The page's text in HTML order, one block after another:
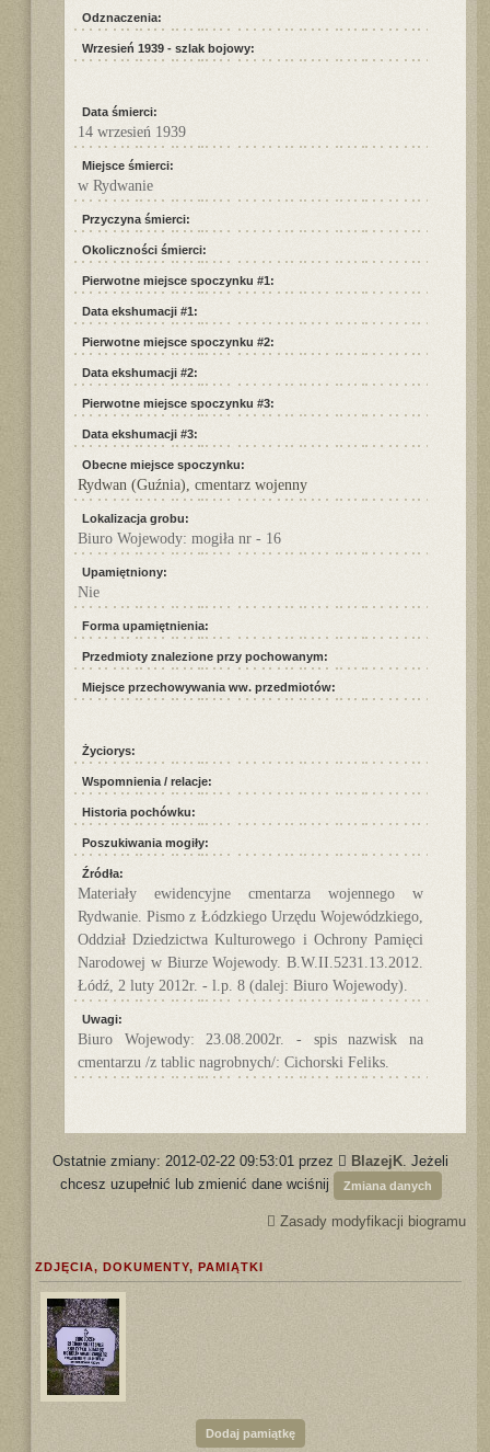
Odznaczenia:
Wrzesień 1939 - szlak bojowy:
Data śmierci:
14 wrzesień 1939
Miejsce śmierci:
w Rydwanie
Przyczyna śmierci:
Okoliczności śmierci:
Pierwotne miejsce spoczynku #1:
Data ekshumacji #1:
Pierwotne miejsce spoczynku #2:
Data ekshumacji #2:
Pierwotne miejsce spoczynku #3:
Data ekshumacji #3:
Obecne miejsce spoczynku:
Rydwan (Guźnia), cmentarz wojenny
Lokalizacja grobu:
Biuro Wojewody: mogiła nr - 16
Upamiętniony:
Nie
Forma upamiętnienia:
Przedmioty znalezione przy pochowanym:
Miejsce przechowywania ww. przedmiotów:
Życiorys:
Wspomnienia / relacje:
Historia pochówku:
Poszukiwania mogiły:
Źródła:
Materiały ewidencyjne cmentarza wojennego w
Rydwanie. Pismo z Łódzkiego Urzędu Wojewódzkiego,
Oddział Dziedzictwa Kulturowego i Ochrony Pamięci
Narodowej w Biurze Wojewody. B.W.II.5231.13.2012.
Łódź, 2 luty 2012r. - l.p. 8 (dalej: Biuro Wojewody).
Uwagi:
Biuro Wojewody: 23.08.2002r. - spis nazwisk na
cmentarzu /z tablic nagrobnych/: Cichorski Feliks.
Ostatnie zmiany: 2012-02-22 09:53:01 przez BlazejK. Jeżeli
chcesz uzupełnić lub zmienić dane wciśnij
Zmiana danych
Zasady modyfikacji biogramu
ZDJĘCIA, DOKUMENTY, PAMIĄTKI
Dodaj pamiątkę